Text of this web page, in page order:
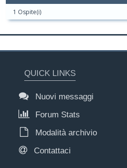
1 Ospite(i)
QUICK LINKS
Nuovi messaggi
Forum Stats
Modalità archivio
Contattaci